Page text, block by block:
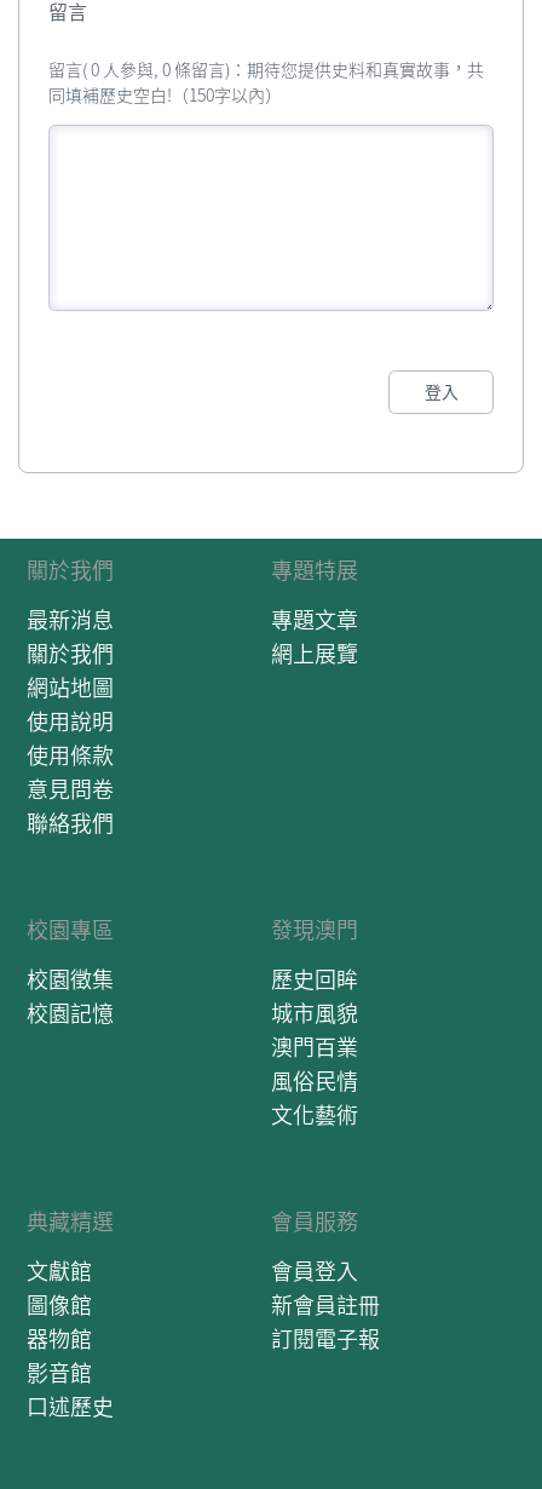
留言
留言( 0 人參與, 0 條留言)：期待您提供史料和真實故事，共
同填補歷史空白!（150字以內）
登入
關於我們
最新消息
關於我們
網站地圖
使用說明
使用條款
意見問卷
聯絡我們
專題特展
專題文章
網上展覽
校園專區
校園徵集
校園記憶
發現澳門
歷史回眸
城市風貌
澳門百業
風俗民情
文化藝術
典藏精選
文獻館
圖像館
器物館
影音館
口述歷史
會員服務
會員登入
新會員註冊
訂閱電子報